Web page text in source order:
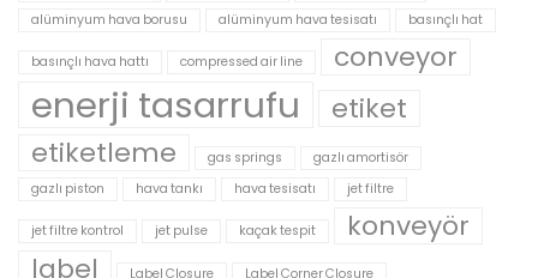
alüminyum hava borusu
alüminyum hava tesisatı basınçlı hat
basınçlı hava hattı compressed air line conveyor
enerji tasarrufu
etiket
etiketleme
gas springs
gazlı amortisör
gazlı piston
hava tankı hava tesisatı jet filtre
jet filtre kontrol jet pulse kaçak tespit
konveyör
label
Label Closure Label Corner Closure